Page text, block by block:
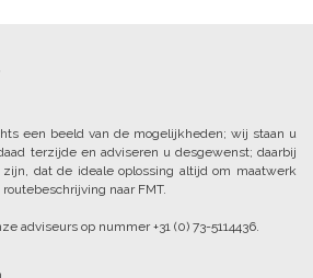
een beeld van de mogelijkheden; wij staan u
terzijde en adviseren u desgewenst; daarbij
dat de ideale oplossing altijd om maatwerk
naar FMT.
adviseurs op nummer +31 (0) 73-5114436.